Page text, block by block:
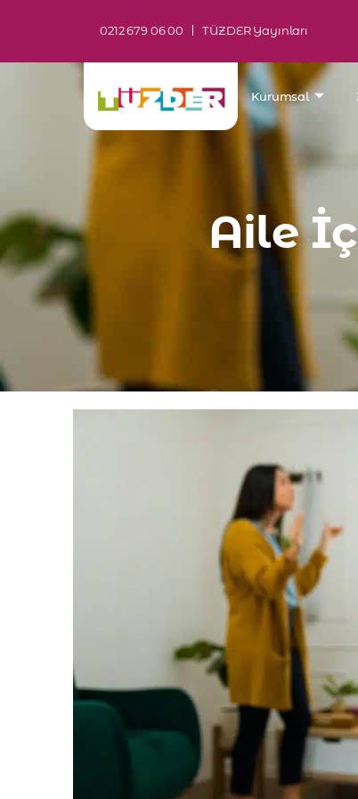
0212 679 06 00 TÜZDER Yayınları
Kurumsal
Aile